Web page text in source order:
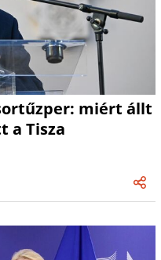
miért állt
a Tisza